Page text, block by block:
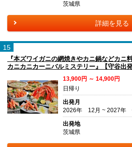
茨城県
詳細を見る
15
『本ズワイガニの網焼きやカニ鍋などカニ
カニカニカーニバルミステリー』【守谷出
13,900円 ～ 14,900円
日帰り
出発月
2026年 12月 ~ 2027年
出発地
茨城県